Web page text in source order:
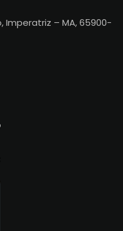
Imperatriz – MA, 65900-